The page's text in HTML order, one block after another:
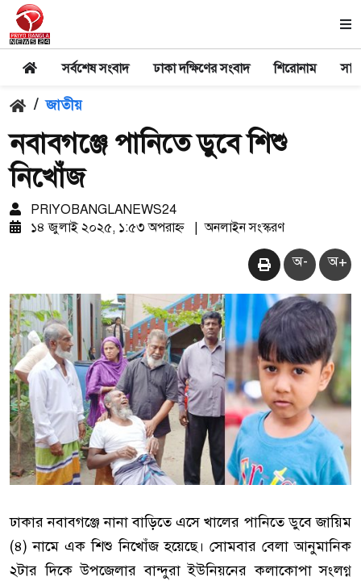
সর্বশেষ সংবাদ ঢাকা দক্ষিণের সংবাদ শিরোনাম
/ জাতীয়
নবাবগঞ্জে পানিতে ডুবে শিশু
নিখোঁজ
PRIYOBANGLANEWS24
১৪ জুলাই ২০২৫, ১:৫৩ অপরাহ্ন
অনলাইন সংস্করণ
অ- অ+
ঢাকার নবাবগঞ্জে নানা বাড়িতে এসে খালের পানিতে ডুবে জায়িম
(৪) নামে এক শিশু নিখোঁজ হয়েছে। সোমবার বেলা আনুমানিক
২টার দিকে উপজেলার বান্দুরা ইউনিয়নের কলাকোপা সংলগ্ন